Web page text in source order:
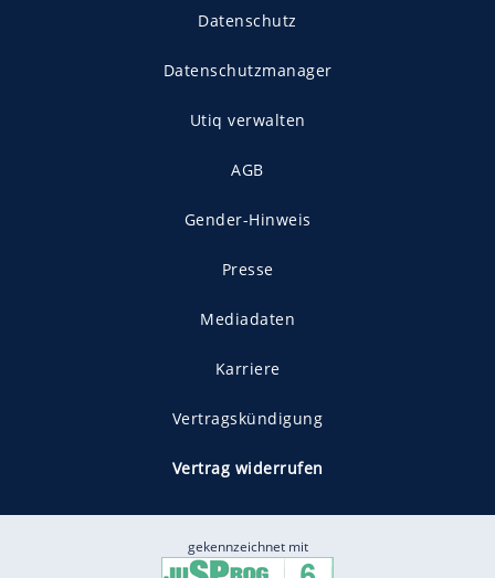
Datenschutz
Datenschutzmanager
Utiq verwalten
AGB
Gender-Hinweis
Presse
Mediadaten
Karriere
Vertragskündigung
Vertrag widerrufen
gekennzeichnet mit